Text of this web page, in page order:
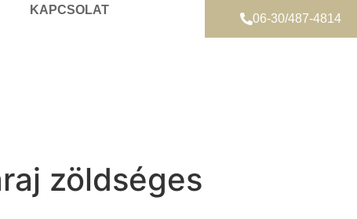
KAPCSOLAT
06-30/487-4814
zöldséges